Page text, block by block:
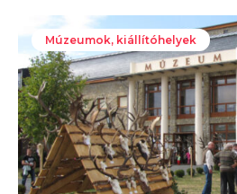
Múzeumok, kiállítóhelyek